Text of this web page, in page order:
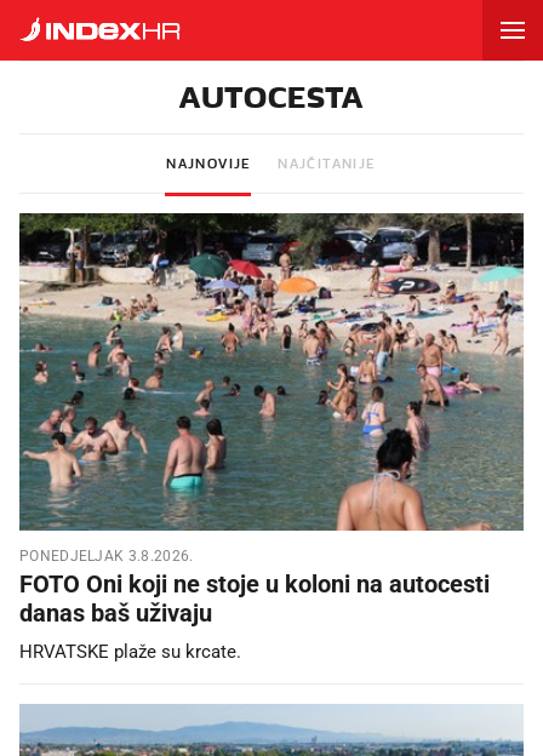
AUTOCESTA
NAJNOVIJE NAJČITANIJE
PONEDJELJAK 3.8.2026.
FOTO Oni koji ne stoje u koloni na autocesti
danas baš uživaju
HRVATSKE plaže su krcate.